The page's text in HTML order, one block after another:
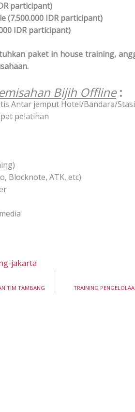
participant)
(7.500.000 IDR participant)
IDR participant)
paket in house training,
Bijih Offline :
Antar jemput Hotel/Bandara/
pelatihan
Blocknote, ATK, etc)
jakarta
TIM TAMBANG TRAINING